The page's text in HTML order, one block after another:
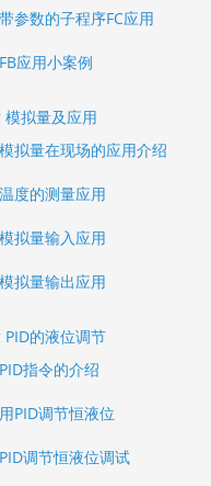
带参数的子程序FC应用
FB应用小案例
模拟量及应用
模拟量在现场的应用介绍
温度的测量应用
模拟量输入应用
模拟量输出应用
PID的液位调节
PID指令的介绍
用PID调节恒液位
PID调节恒液位调试